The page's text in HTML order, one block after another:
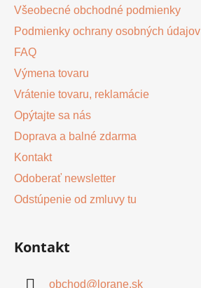
Všeobecné obchodné podmienky
Podmienky ochrany osobných údajov
FAQ
Výmena tovaru
Vrátenie tovaru, reklamácie
Opýtajte sa nás
Doprava a balné zdarma
Kontakt
Odoberať newsletter
Odstúpenie od zmluvy tu
Kontakt
obchod@ lorane.sk